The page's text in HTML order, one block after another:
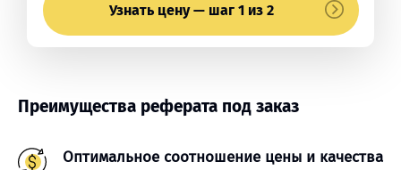
Узнать цену — шаг 1 из 2
Преимущества реферата под заказ
Оптимальное соотношение цены и качества